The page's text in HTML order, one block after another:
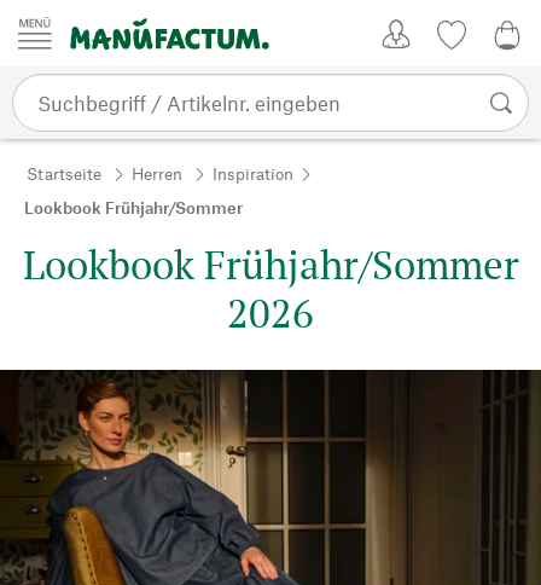
Zum Inhalt springen
Startseite Herren
Inspiration
Lookbook Frühjahr/Sommer
Lookbook Frühjahr/Sommer
2026